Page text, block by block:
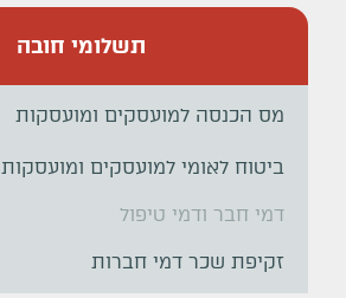
תשלומי חובה
מס הכנסה למועסקים ומועסקות
ביטוח לאומי למועסקים ומועסקות
דמי חבר ודמי טיפול
זקיפת שכר דמי חברות